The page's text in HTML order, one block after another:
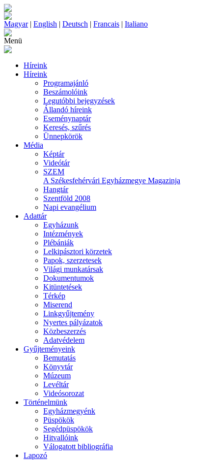
Magyar| English | Deutsch | Francais | Italiano
Menü
Híreink
Híreink
Programajánló
Beszámolóink
Legutóbbi bejegyzések
Állandó híreink
Eseménynaptár
Keresés, szűrés
Ünnepkörök
Média
Képtár
Videótár
SZEM
A Székesfehérvári Egyházmegye Magazinja
Hangtár
Szentföld 2008
Napi evangélium
Adattár
Egyházunk
Intézmények
Plébániák
Lelkipásztori körzetek
Papok, szerzetesek
Világi munkatársak
Dokumentumok
Kitüntetések
Térkép
Miserend
Linkgyűjtemény
Nyertes pályázatok
Közbeszerzés
Adatvédelem
Gyűjteményeink
Bemutatás
Könyvtár
Múzeum
Levéltár
Videósorozat
Történelmünk
Egyházmegyénk
Püspökök
Segédpüspökök
Hitvallóink
Válogatott bibliográfia
Lapozó